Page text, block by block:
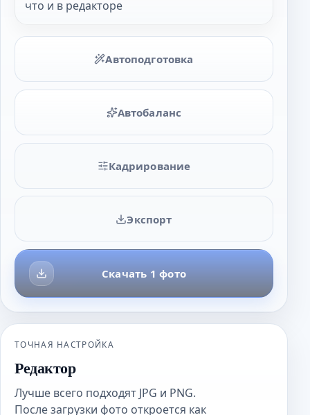
что и в редакторе
Автоподготовка
Автобаланс
Кадрирование
Скачать 1 фото
Экспорт
ТОЧНАЯ НАСТРОЙКА
Редактор
Лучше всего подходят JPG и PNG.
После загрузки фото откроется как